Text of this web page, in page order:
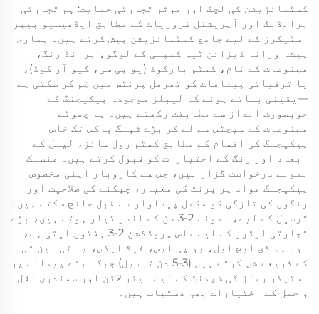
کسٹمائزیشن کی لچک اور موثر تجارتی حمایت: ہم تجارتی
برانڈنگ اور آپریشنل ضروریات کے مطابق ایڈھیسیو پیپر
اسٹیکرز کے لیے جامع کسٹمائزیشن پیش کرتے ہیں۔ ہماری
پیشہ ورانہ ڈیزائن ٹیم کمپنی کے لوگو، برانڈ رنگ،
مصنوعات کے نام، کسٹم بارکوڈ (یو پی سی، کیو آر کوڈ)،
یا ترقیاتی پیغامات کو تھرمل پرنٹس میں ضم کر سکتی ہے
—یقینی بناتے ہوئے کہ لیبلز موجودہ پیکیجنگ کے
خوبصورت انداز سے مطابقت رکھتے ہیں۔ ہم چھوٹے
مصنوعات کے سیچٹس سے لے کر بڑے شپنگ باکس تک خاص
پیکیجنگ کی اقسام کے مطابق کسٹم رول سائز، لیبل کے
ابعاد اور رنگ کے اختیارات کو قبول کرتے ہیں۔ منسلک
نمونے درخواست گزار ہیں، جس سے کاروبار اپنی مخصوص
پیکیجنگ مواد پر پرنٹ کی معیار، چپکنے کی صلاحیت اور
رنگوں کی تازگی کو مکمل پیداوار سے قبل جانچ سکتے ہیں۔
ترسیل کے لیے، نمونے 2-3 دن کے اندر تیار ہوتے ہیں، بڑے
تجارتی آرڈرز کے لیے ماس پروڈکشن 2-3 ہفتوں لیتی ہے،
اور ہم ڈی ایچ ایل، یو پی ایس، فیڈ ایکس، یا ٹی این ٹی
کے ذریعے شپ کرتے ہیں (3-5 دن ترسیل) جبکہ بڑے پیمانے پر
اسٹیکر رولز کی شپمنٹ کے لیے ایئر لائن اور سمندری نقل
و حمل کے اختیارات بھی دستیاب ہیں۔